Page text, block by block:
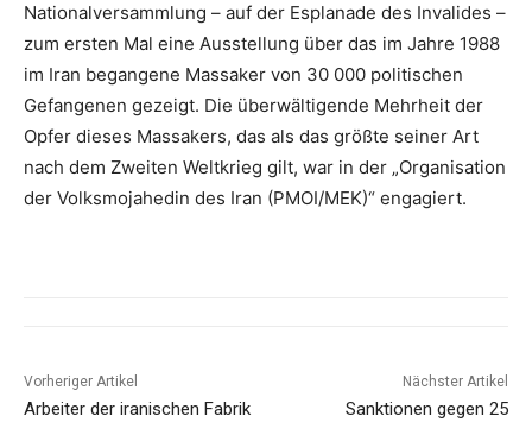
Nationalversammlung – auf der Esplanade des Invalides –
zum ersten Mal eine Ausstellung über das im Jahre 1988
im Iran begangene Massaker von 30 000 politischen
Gefangenen gezeigt. Die überwältigende Mehrheit der
Opfer dieses Massakers, das als das größte seiner Art
nach dem Zweiten Weltkrieg gilt, war in der „Organisation
der Volksmojahedin des Iran (PMOI/MEK)“ engagiert.
Vorheriger Artikel
Arbeiter der iranischen Fabrik
Nächster Artikel
Sanktionen gegen 25